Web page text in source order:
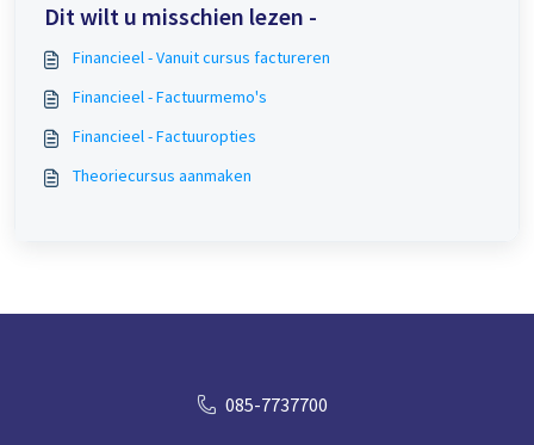
Dit wilt u misschien lezen -
Financieel - Vanuit cursus factureren
Financieel - Factuurmemo's
Financieel - Factuuropties
Theoriecursus aanmaken
085-7737700